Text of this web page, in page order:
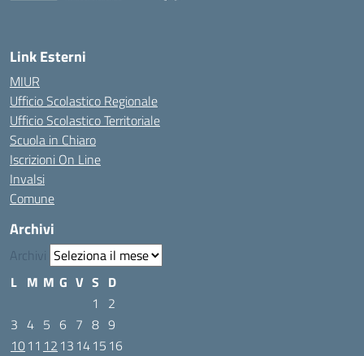
Link Esterni
MIUR
Ufficio Scolastico Regionale
Ufficio Scolastico Territoriale
Scuola in Chiaro
Iscrizioni On Line
Invalsi
Comune
Archivi
Archivi
L M M G V S D
1
2
3 4 5 6 7 8 9
1011 12 13 1415 16